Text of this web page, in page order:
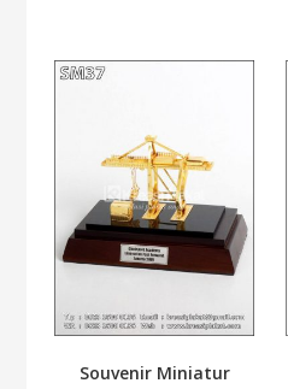
Souvenir Miniatur